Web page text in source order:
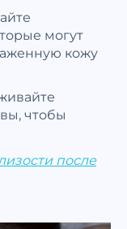
могут
кожу
чтобы
после